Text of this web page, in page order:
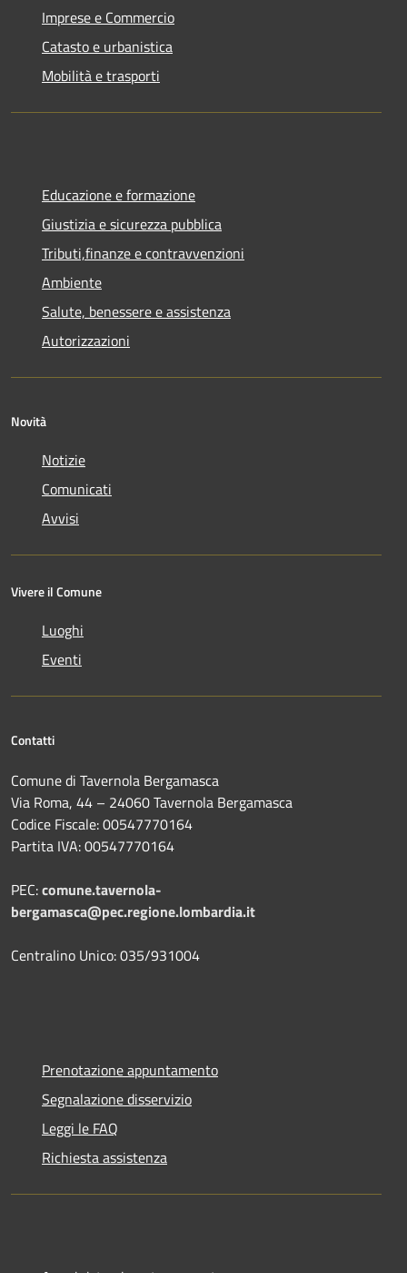
Imprese e Commercio
Catasto e urbanistica
Mobilità e trasporti
Educazione e formazione
Giustizia e sicurezza pubblica
Tributi,finanze e contravvenzioni
Ambiente
Salute, benessere e assistenza
Autorizzazioni
Novità
Notizie
Comunicati
Avvisi
Vivere il Comune
Luoghi
Eventi
Contatti
Comune di Tavernola Bergamasca
Via Roma, 44 – 24060 Tavernola Bergamasca
Codice Fiscale: 00547770164
Partita IVA: 00547770164
PEC:comune.tavernola-
bergamasca@pec.regione.lombardia.it
Centralino Unico: 035/931004
Prenotazione appuntamento
Segnalazione disservizio
Leggi le FAQ
Richiesta assistenza